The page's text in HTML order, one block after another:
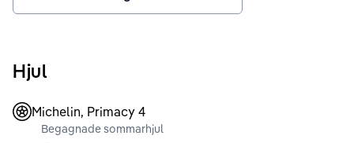
Hjul
Michelin, Primacy 4
Begagnade sommarhjul